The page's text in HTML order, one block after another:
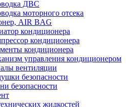
ДВС
моторного отсека
AIR BAG
кондиционера
кондиционера
кондиционера
управления кондиционером
вентиляции
безопасности
безопасности
жидкостей